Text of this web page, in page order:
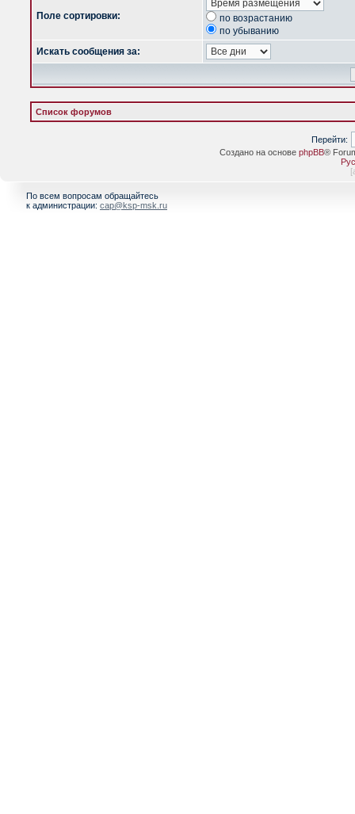
Поле сортировки:
по возрастанию
по убыванию
Искать сообщения за:
Список форумов
Перейти:
Создано на основе phpBB®
[
По всем вопросам обращайтесь
к администрации: cap@ksp-msk.ru